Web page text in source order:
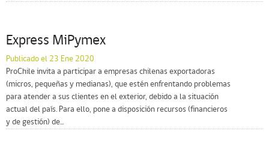
Express MiPymex
Publicado el 23 Ene 2020
ProChile invita a participar a empresas chilenas exportadoras
(micros, pequeñas y medianas), que estén enfrentando problemas
para atender a sus clientes en el exterior, debido a la situación
actual del país. Para ello, pone a disposición recursos (financieros
y de gestión) de...